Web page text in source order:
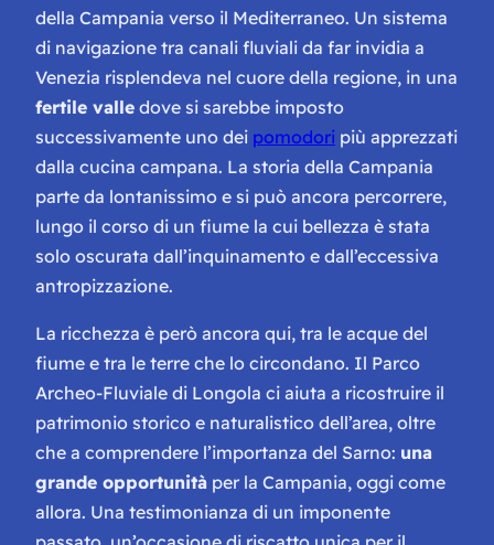
della Campania verso il Mediterraneo. Un sistema
di navigazione tra canali fluviali da far invidia a
Venezia risplendeva nel cuore della regione, in una
fertile valle dove si sarebbe imposto
successivamente uno dei pomodori più apprezzati
dalla cucina campana. La storia della Campania
parte da lontanissimo e si può ancora percorrere,
lungo il corso di un fiume la cui bellezza è stata
solo oscurata dall’inquinamento e dall’eccessiva
antropizzazione.
La ricchezza è però ancora qui, tra le acque del
fiume e tra le terre che lo circondano. Il Parco
Archeo-Fluviale di Longola ci aiuta a ricostruire il
patrimonio storico e naturalistico dell’area, oltre
che a comprendere l’importanza del Sarno: una
grande opportunità per la Campania, oggi come
allora. Una testimonianza di un imponente